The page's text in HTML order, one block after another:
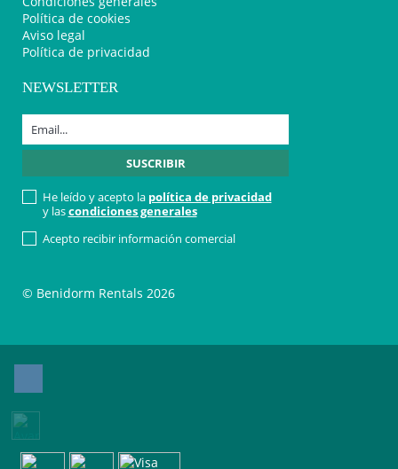
Política de cookies
Aviso legal
Política de privacidad
NEWSLETTER
He leído y acepto la política de privacidad
y lascondiciones generales
Acepto recibir información comercial
© Benidorm Rentals 2026